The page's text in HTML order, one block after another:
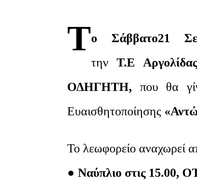
Το Σάββατο21
την Τ.Ε
ΟΔΗΓΗΤΗ,
που θα
Ευαισθητοποίησης
Το λεωφορείο αναχωρεί
● Ναύπλιο στις 15.00,